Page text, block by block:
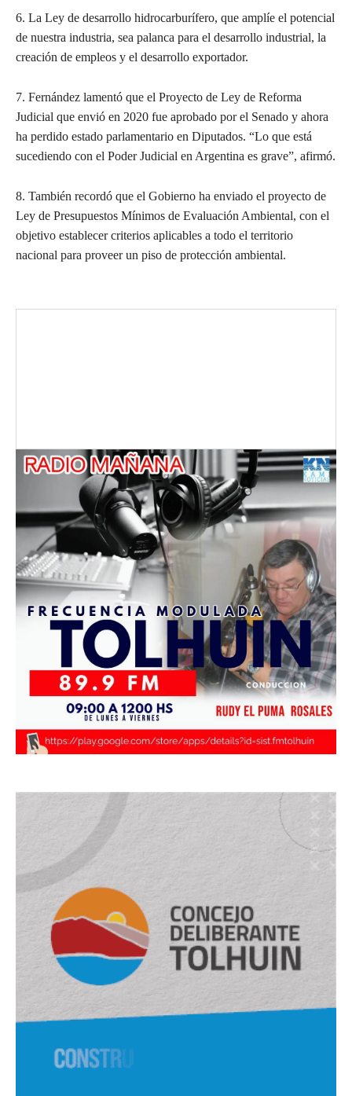
6. La Ley de desarrollo hidrocarburífero, que amplíe el potencial
de nuestra industria, sea palanca para el desarrollo industrial, la
creación de empleos y el desarrollo exportador.
7. Fernández lamentó que el Proyecto de Ley de Reforma
Judicial que envió en 2020 fue aprobado por el Senado y ahora
ha perdido estado parlamentario en Diputados. “Lo que está
sucediendo con el Poder Judicial en Argentina es grave”, afirmó.
8. También recordó que el Gobierno ha enviado el proyecto de
Ley de Presupuestos Mínimos de Evaluación Ambiental, con el
objetivo establecer criterios aplicables a todo el territorio
nacional para proveer un piso de protección ambiental.